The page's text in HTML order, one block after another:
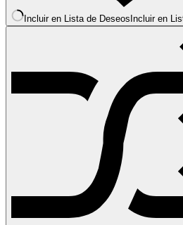
Incluir en Lista de Deseos Incluir en